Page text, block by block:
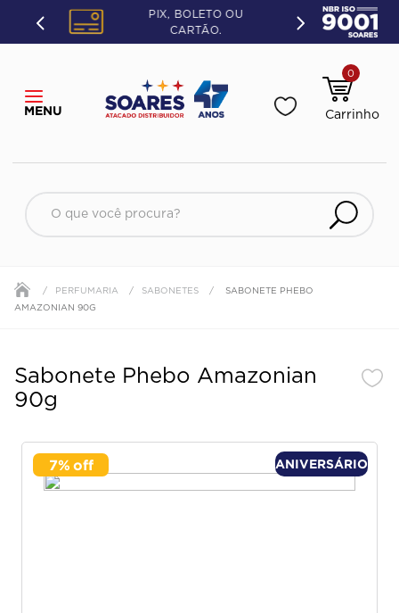
PIX, BOLETO OU
CARTÃO.
0
O que você procura?
PERFUMARIA SABONETES
SABONETE PHEBO
AMAZONIAN 90G
Sabonete Phebo Amazonian
90g
ANIVERSÁRIO
7%